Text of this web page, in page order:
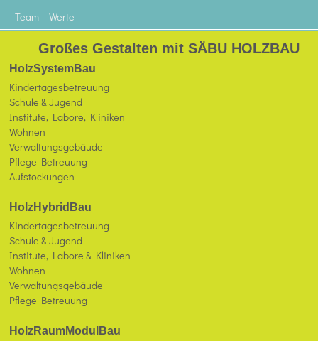
Team – Werte
Großes Gestalten mit SÄBU HOLZBAU
HolzSystemBau
Kindertagesbetreuung
Schule & Jugend
Institute, Labore, Kliniken
Wohnen
Verwaltungsgebäude
Pflege Betreuung
Aufstockungen
HolzHybridBau
Kindertagesbetreuung
Schule & Jugend
Institute, Labore & Kliniken
Wohnen
Verwaltungsgebäude
Pflege Betreuung
HolzRaumModulBau